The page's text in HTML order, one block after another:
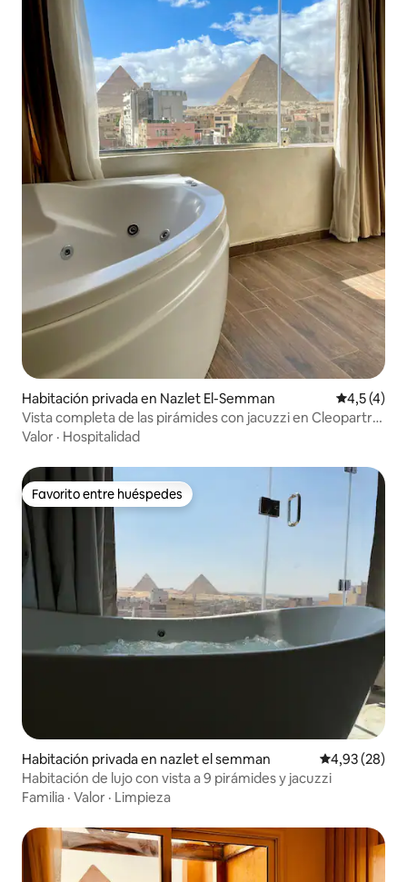
Habitación privada en Nazlet El-Semman
4,5 (4)
Vista completa de las pirámides con jacuzzi en Cleopartra
Tower
Valor · Hospitalidad
Favorito entre huéspedes
Favorito entre huéspedes
Habitación privada en nazlet el semman Calificación
4,93 (28)
Habitación de lujo con vista a 9 pirámides y jacuzzi
Familia · Valor · Limpieza